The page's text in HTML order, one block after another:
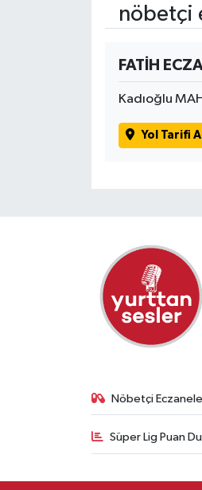
nöbetçi
FATİH
Kadıoğlu
Yol Tarifi Al
Nöbetçi
Süper Lig Puan